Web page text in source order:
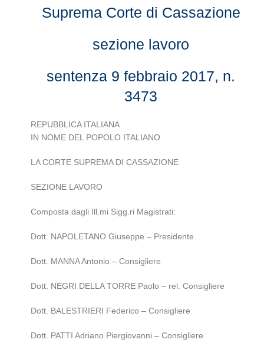
Suprema Corte di Cassazione
sezione lavoro
sentenza 9 febbraio 2017, n.
3473
REPUBBLICA ITALIANA
IN NOME DEL POPOLO ITALIANO
LA CORTE SUPREMA DI CASSAZIONE
SEZIONE LAVORO
Composta dagli Ill.mi Sigg.ri Magistrati:
Dott. NAPOLETANO Giuseppe – Presidente
Dott. MANNA Antonio – Consigliere
Dott. NEGRI DELLA TORRE Paolo – rel. Consigliere
Dott. BALESTRIERI Federico – Consigliere
Dott. PATTI Adriano Piergiovanni – Consigliere